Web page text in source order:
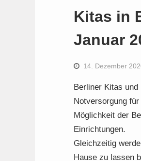
Kitas in
Januar
14. Dezember
Berliner Kitas
Notversorgung
Möglichkeit der
Einrichtungen.
Gleichzeitig
Hause zu lassen